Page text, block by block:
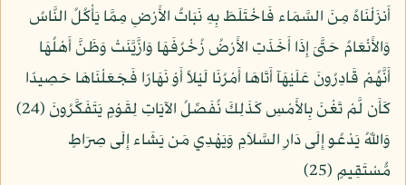
أَنزَلْنَاهُ مِنَ السَّمَاء فَاخْتَلَطَ بِهِ نَبَاتُ الأَرْضِ مِمَّا يَأْكُلُ النَّاسُ
وَالأَنْعَامُ حَتَّىَ إِذَا أَخَذَتِ الأَرْضُ زُخْرُفَهَا وَازَّيَّنَتْ وَظَنَّ أَهْلُهَا
أَنَّهُمْ قَادِرُونَ عَلَيْهَآ أَتَاهَا أَمْرُنَا لَيْلاً أَوْ نَهَارًا فَجَعَلْنَاهَا حَصِيدًا
كَأَن لَّمْ تَغْنَ بِالأَمْسِ كَذَلِكَ نُفَصِّلُ الآيَاتِ لِقَوْمٍ يَتَفَكَّرُونَ (24)
وَاللّهُ يَدْعُو إِلَى دَارِ السَّلاَمِ وَيَهْدِي مَن يَشَاء إِلَى صِرَاطٍ
مُّسْتَقِيمٍ (25)